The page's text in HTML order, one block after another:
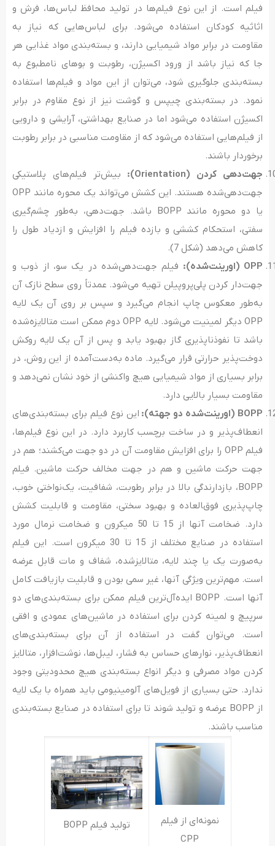
فیلم است. از این نوع فیلم‌ها در تولید محافظ لباس‌ها، فرش و
اثاثیه کودکان استفاده می‌شود. برای لباس‌هایی که نیاز به
مقاومت در برابر مواد شیمیایی دارند، و بسته‌بندی مواد غذایی هر
جا که نیاز باشد از ورود اکسیژن، رطوبت و بوهای نامطبوع به
بسته‌بندی جلوگیری شود، می‌توان از این مواد و فیلم‌ها استفاده
نمود. در بسته‌بندی چیپس و گوشت نیز از نوع مقاوم در برابر
اکسیژن استفاده می‌شود اما در صنایع بهداشتی، آرایشی و دارویی
از فیلم‌هایی استفاده می‌شود که از مقاومت مناسبی در برابر رطوبت
برخوردار باشند.
جهت‌دهی کردن (Orientation
): بیش‌تر فیلم‌های پلاستیکی
جهت‌دهی‌شده هستند. این کشش می‌تواند یک‌ محوره مانند OPP
یا دو محوره مانند BOPP باشد. جهت‌دهی، به‌طور چشم‌گیری
سفتی، استحکام کششی و بازده فیلم را افزایش و ازدیاد طول را
کاهش می‌دهد (شکل 7).
OPP (اورینت‌شده): فیلم جهت‌دهی‌شده در یک سو، از ذوب و
جهت‌دار کردن پلی‌پروپیلن تهیه می‌شود. عمدتاً روی سطح نازک آن
به‌طور معکوس چاپ انجام می‌گیرد و سپس بر روی آن یک لایه
OPP دیگر لمینیت می‌شود. لایه OPP دوم ممکن است متالایزه‌شده
باشد تا نفوذناپذیری گاز بهبود یابد و پس از آن یک لایه روکش
دوخت‌پذیر حرارتی قرار می‌گیرد. ماده به‌دست‌آمده از این روش، در
برابر بسیاری از مواد شیمیایی هیچ واکنشی از خود نشان نمی‌دهد و
مقاومت بسیار بالایی دارد.
BOPP (اورینت‌شده دو جهته): این نوع فیلم برای بسته‌بندی‌های
انعطاف‌پذیر و در ساخت برچسب کاربرد دارد. در این نوع فیلم‌ها،
فیلم OPP را برای افزایش مقاومت آن در دو جهت می‌کشند؛ هم در
جهت حرکت ماشین و هم در جهت مخالف حرکت ماشین. فیلم
BOPP، بازدارندگی بالا در برابر رطوبت، شفافیت، یک‌نواختی خوب،
چاپ‌پذیری فوق‌‍العاده و بهبود سختی، مقاومت و قابلیت کشش
دارد. ضخامت آنها از 15 تا 50 میکرون و ضخامت نرمال مورد
استفاده در صنایع مختلف از 15 تا 30 میکرون است. این فیلم
به‌صورت یک یا چند لایه، متالایزشده، شفاف و مات قابل عرضه
است. مهم‌ترین ویژگی آنها، غیر سمی بودن و قابلیت بازیافت کامل
آنها است. BOPP ایده‌آل‌ترین فیلم ممکن برای بسته‌بندی‌های دو
سرپیچ و لمینه کردن برای استفاده در ماشین‌های عمودی و افقی
است. می‌توان گفت در استفاده از آن برای بسته‌بندی‌های
انعطاف‌پذیر، نوارهای حساس به فشار، لیبل‌ها، نوشت‌افزار، متالایز
کردن مواد مصرفی و دیگر انواع بسته‌بندی هیچ محدودیتی وجود
ندارد. حتی بسیاری از فویل‌های آلومینیومی باید همراه با یک لایه
از BOPP عرضه و تولید شوند تا برای استفاده در صنایع بسته‌بندی
مناسب باشند.
نمونه‌ای از فیلم
CPP
تولید فیلم BOPP